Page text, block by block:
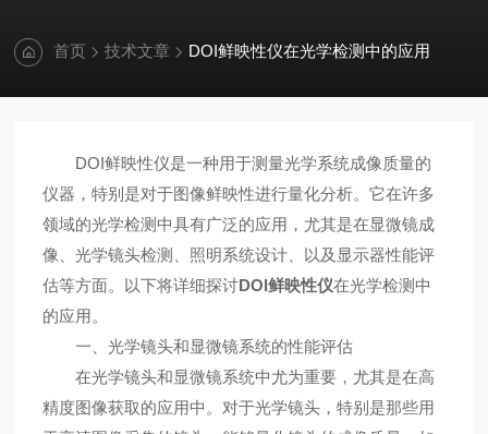
首页 技术文章 DOI鲜映性仪在光学检测中的应用
DOI鲜映性仪是一种用于测量光学系统成像质量的
仪器，特别是对于图像鲜映性进行量化分析。它在许多
领域的光学检测中具有广泛的应用，尤其是在显微镜成
像、光学镜头检测、照明系统设计、以及显示器性能评
估等方面。以下将详细探讨DOI鲜映性仪在光学检测中
的应用。
一、光学镜头和显微镜系统的性能评估
在光学镜头和显微镜系统中尤为重要，尤其是在高
精度图像获取的应用中。对于光学镜头，特别是那些用